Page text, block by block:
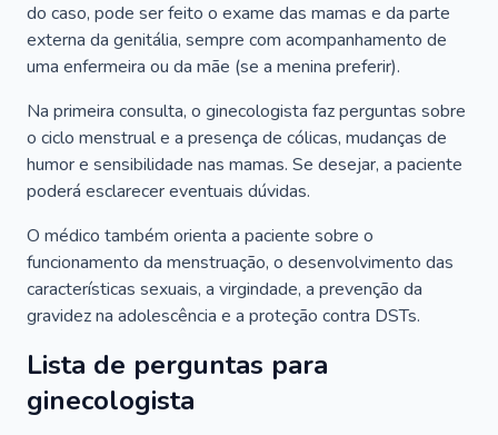
do caso, pode ser feito o exame das mamas e da parte
externa da genitália, sempre com acompanhamento de
uma enfermeira ou da mãe (se a menina preferir).
Na primeira consulta, o ginecologista faz perguntas sobre
o ciclo menstrual e a presença de cólicas, mudanças de
humor e sensibilidade nas mamas. Se desejar, a paciente
poderá esclarecer eventuais dúvidas.
O médico também orienta a paciente sobre o
funcionamento da menstruação, o desenvolvimento das
características sexuais, a virgindade, a prevenção da
gravidez na adolescência e a proteção contra DSTs.
Lista de perguntas para
ginecologista